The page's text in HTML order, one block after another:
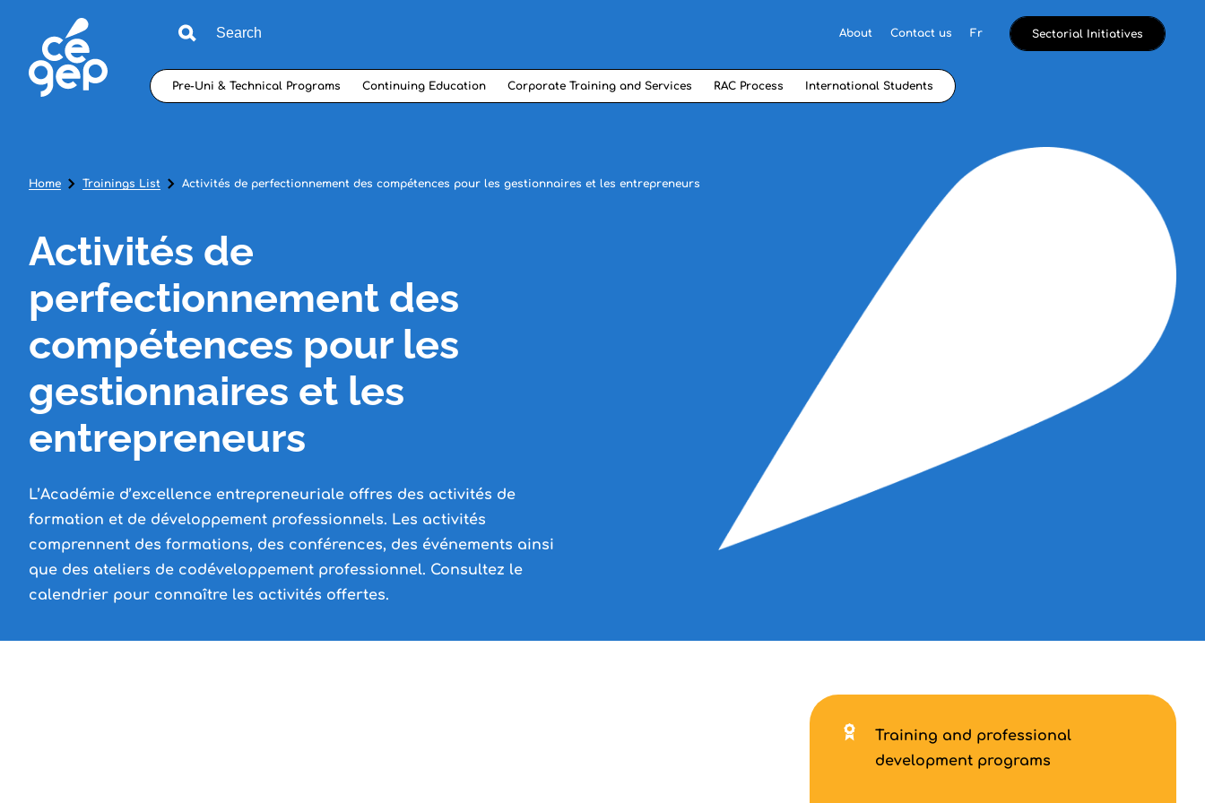
About Contact us Fr Sectorial Initiatives
Pre-Uni & Technical Programs Continuing Education Corporate Training and Services RAC Process International Students
Home Trainings List Activités de perfectionnement des compétences pour les gestionnaires et les entrepreneurs
Activités de
perfectionnement des
compétences pour les
gestionnaires et les
entrepreneurs
L’Académie d’excellence entrepreneuriale offres des activités de
formation et de développement professionnels. Les activités
comprennent des formations, des conférences, des événements ainsi
que des ateliers de codéveloppement professionnel. Consultez le
calendrier pour connaître les activités offertes.
Training and professional
development programs